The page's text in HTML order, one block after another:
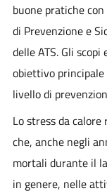
buone pratiche
di Prevenzione e
delle ATS. Gli
obiettivo
livello di
Lo stress da
che, anche negli
mortali durante il
in genere, nelle